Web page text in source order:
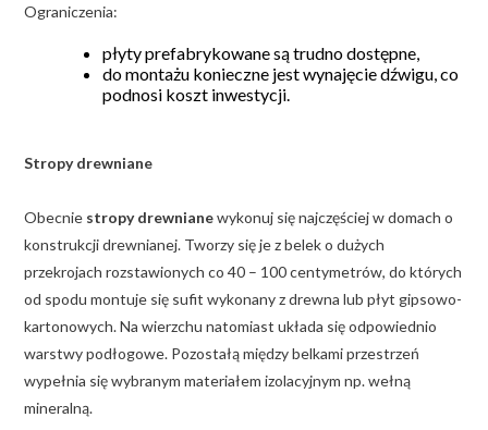
Ograniczenia:
płyty prefabrykowane są trudno dostępne,
do montażu konieczne jest wynajęcie dźwigu, co
podnosi koszt inwestycji.
Stropy drewniane
Obecnie stropy drewnianewykonuj się najczęściej w domach o
konstrukcji drewnianej. Tworzy się je z belek o dużych
przekrojach rozstawionych co 40 – 100 centymetrów, do których
od spodu montuje się sufit wykonany z drewna lub płyt gipsowo-
kartonowych. Na wierzchu natomiast układa się odpowiednio
warstwy podłogowe. Pozostałą między belkami przestrzeń
wypełnia się wybranym materiałem izolacyjnym np. wełną
mineralną.